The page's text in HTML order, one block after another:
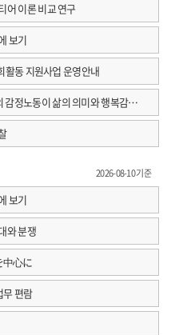
어 이론 비교 연구
보기
활동 지원사업 운영안내
정노동이 삶의 의미와 행복감에
증
2026-08-10 기준
보기
와 분쟁
心に
무 편람